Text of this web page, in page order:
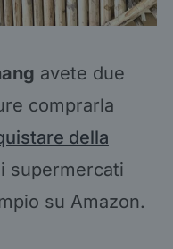
avete due
comprarla
della
supermercati
su Amazon.